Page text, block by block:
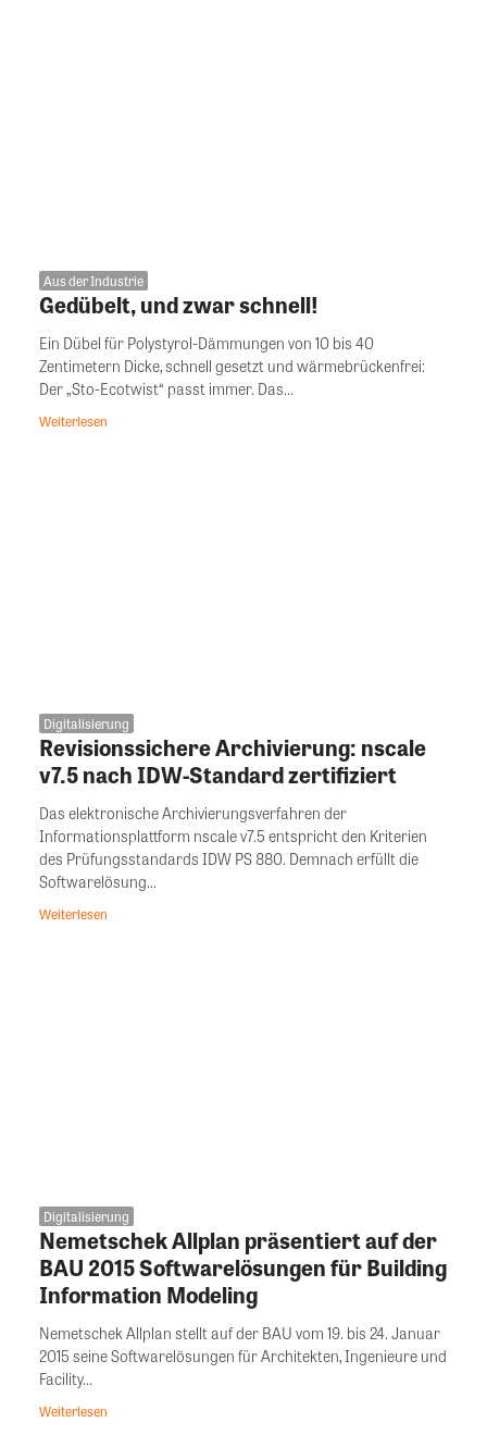
Aus der Industrie
Gedübelt, und zwar schnell!
Ein Dübel für Polystyrol-Dämmungen von 10 bis 40
Zentimetern Dicke, schnell gesetzt und wärmebrückenfrei:
Der „Sto-Ecotwist“ passt immer. Das...
Weiterlesen
Digitalisierung
Revisionssichere Archivierung: nscale
v7.5 nach IDW-Standard zertifiziert
Das elektronische Archivierungsverfahren der
Informationsplattform nscale v7.5 entspricht den Kriterien
des Prüfungsstandards IDW PS 880. Demnach erfüllt die
Softwarelösung...
Weiterlesen
Digitalisierung
Nemetschek Allplan präsentiert auf der
BAU 2015 Softwarelösungen für Building
Information Modeling
Nemetschek Allplan stellt auf der BAU vom 19. bis 24. Januar
2015 seine Softwarelösungen für Architekten, Ingenieure und
Facility...
Weiterlesen